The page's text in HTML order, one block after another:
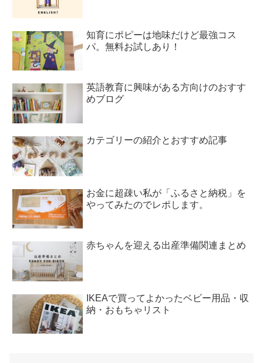
知育にポピーは地味だけど最強コス
パ。無料お試しあり！
英語教育に興味がある方向けのおすす
めブログ
カテゴリーの紹介とおすすめ記事
お金に超疎い私が「ふるさと納税」を
やってみたのでレポします。
赤ちゃんを迎える出産準備関連まとめ
IKEAで買ってよかったベビー用品・収
納・おもちゃリスト